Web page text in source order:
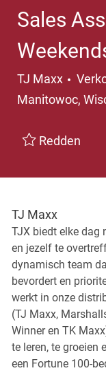
Sales
TJ Maxx
Manitowoc,
Redden
TJ Maxx
TJX biedt elke dag
en jezelf te
dynamisch team
bevordert en
werkt in onze
(TJ Maxx,
Winner en TK
te leren, te groeien
een Fortune 100-